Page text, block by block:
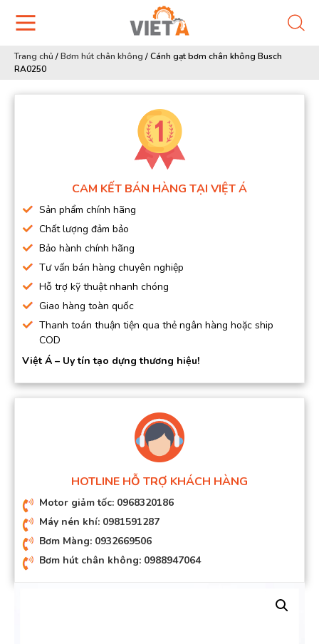
Trang chủ /Bơm hút chân không /Cánh gạt bơm chân không Busch
RA0250
CAM KẾT BÁN HÀNG TẠI VIỆT Á
Sản phẩm chính hãng
Chất lượng đảm bảo
Bảo hành chính hãng
Tư vấn bán hàng chuyên nghiệp
Hỗ trợ kỹ thuật nhanh chóng
Giao hàng toàn quốc
Thanh toán thuận tiện qua thẻ ngân hàng hoặc ship
COD
Việt Á – Uy tín tạo dựng thương hiệu!
HOTLINE HỖ TRỢ KHÁCH HÀNG
Motor giảm tốc: 0968320186
Máy nén khí: 0981591287
Bơm Màng: 0932669506
Bơm hút chân không: 0988947064